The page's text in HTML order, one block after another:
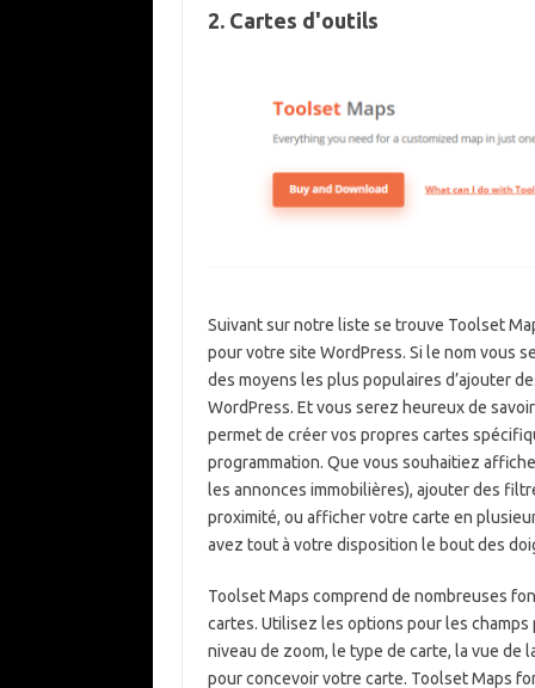
2. Cartes d'outils
Suivant sur notre liste se trouve Toolset
pour votre site WordPress. Si le nom vous
des moyens les plus populaires d’ajouter
WordPress. Et vous serez heureux de
permet de créer vos propres cartes
programmation. Que vous souhaitiez
les annonces immobilières), ajouter des
proximité, ou afficher votre carte en
avez tout à votre disposition le bout des
Toolset Maps comprend de nombreuses
cartes. Utilisez les options pour les
niveau de zoom, le type de carte, la vue de
pour concevoir votre carte. Toolset Maps